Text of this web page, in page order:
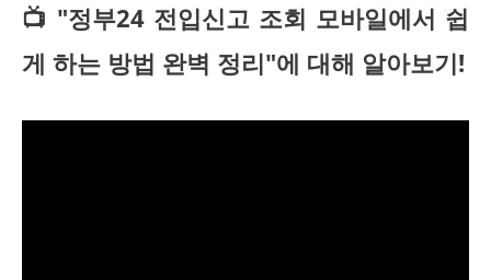
📺 "정부24 전입신고 조회 모바일에서 쉽
게 하는 방법 완벽 정리"에 대해 알아보기!